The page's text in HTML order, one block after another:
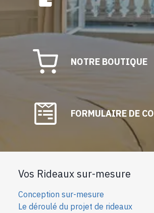
NOTRE BOUTIQUE
FORMULAIRE DE
Vos Rideaux sur-mesure
Conception sur-mesure
Le déroulé du projet de rideaux